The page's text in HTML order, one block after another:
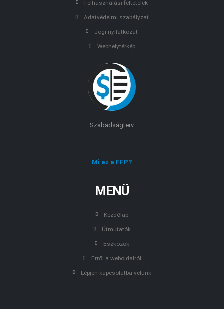
Felhasználási feltételek
Adatvédelmi szabályzat
Jogi nyilatkozat
Webhelytérkép
Szabadságterv
Mi az a FFP?
MENÜ
Kezdőlap
Útmutatók
Eszközök
Erről a weboldalról
Lépjen kapcsolatba velünk